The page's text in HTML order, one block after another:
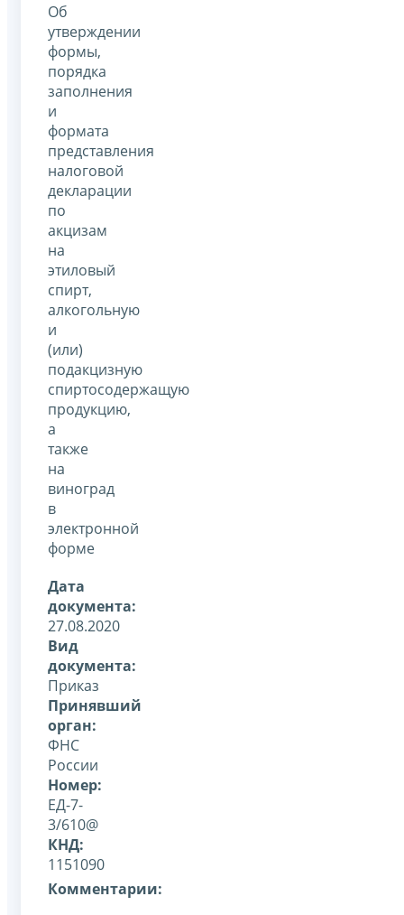
Об
утверждении
формы,
порядка
заполнения
и
формата
представления
налоговой
декларации
по
акцизам
на
этиловый
спирт,
алкогольную
и
(или)
подакцизную
спиртосодержащую
продукцию,
а
также
на
виноград
в
электронной
форме
Дата
документа:
27.08.2020
Вид
документа:
Приказ
Принявший
орган:
ФНС
России
Номер:
ЕД-7-
3/610@
КНД:
1151090
Комментарии: